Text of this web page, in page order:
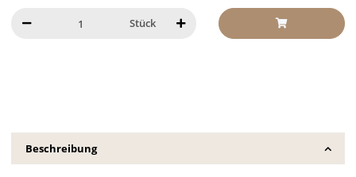
Stück
Beschreibung